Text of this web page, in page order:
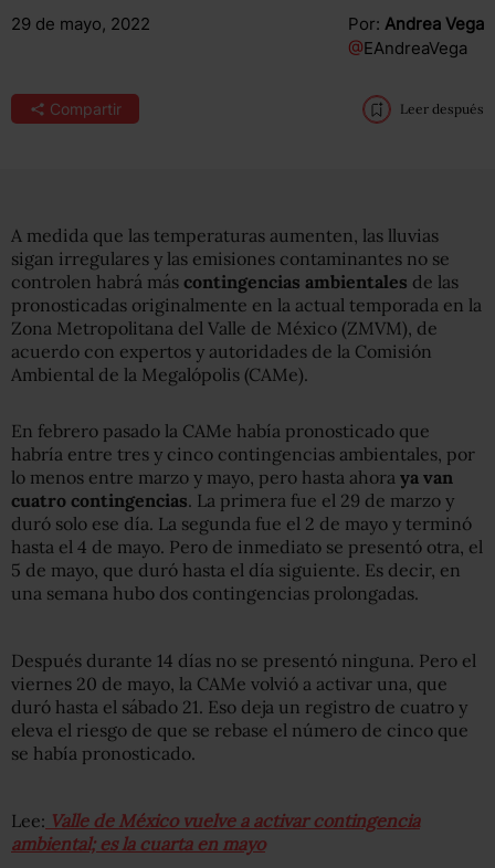
29 de mayo, 2022 Por: Andrea Vega
@EAndreaVega
Compartir Leer después
A medida que las temperaturas aumenten, las lluvias
sigan irregulares y las emisiones contaminantes no se
controlen habrá más contingencias ambientales de las
pronosticadas originalmente en la actual temporada en la
Zona Metropolitana del Valle de México (ZMVM), de
acuerdo con expertos y autoridades de la Comisión
Ambiental de la Megalópolis (CAMe).
En febrero pasado la CAMe había pronosticado que
habría entre tres y cinco contingencias ambientales, por
lo menos entre marzo y mayo, pero hasta ahora ya van
cuatro contingencias. La primera fue el 29 de marzo y
duró solo ese día. La segunda fue el 2 de mayo y terminó
hasta el 4 de mayo. Pero de inmediato se presentó otra, el
5 de mayo, que duró hasta el día siguiente. Es decir, en
una semana hubo dos contingencias prolongadas.
Después durante 14 días no se presentó ninguna. Pero el
viernes 20 de mayo, la CAMe volvió a activar una, que
duró hasta el sábado 21. Eso deja un registro de cuatro y
eleva el riesgo de que se rebase el número de cinco que
se había pronosticado.
Lee: Valle de México vuelve a activar contingencia
ambiental; es la cuarta en mayo